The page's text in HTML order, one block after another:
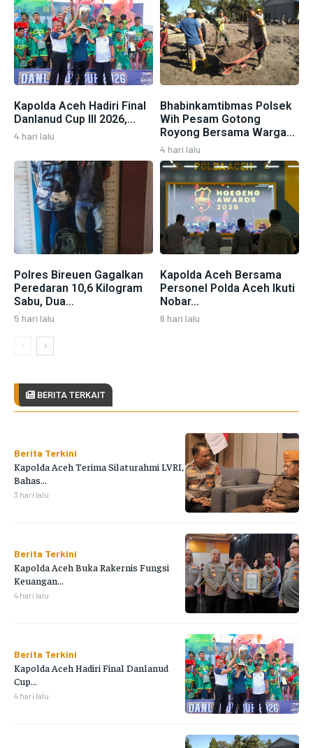
Kapolda Aceh Hadiri Final
Danlanud Cup III 2026,...
4 hari lalu
Bhabinkamtibmas Polsek
Wih Pesam Gotong
Royong Bersama Warga...
4 hari lalu
Polres Bireuen Gagalkan
Peredaran 10,6 Kilogram
Sabu, Dua...
5 hari lalu
Kapolda Aceh Bersama
Personel Polda Aceh Ikuti
Nobar...
6 hari lalu
BERITA TERKAIT
Berita Terkini
Kapolda Aceh Terima Silaturahmi LVRI,
Bahas...
3 hari lalu
Berita Terkini
Kapolda Aceh Buka Rakernis Fungsi
Keuangan...
4 hari lalu
Berita Terkini
Kapolda Aceh Hadiri Final Danlanud
Cup...
4 hari lalu